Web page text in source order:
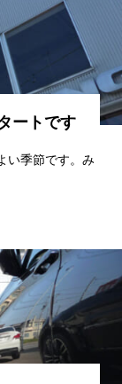
ートです
い季節です。み